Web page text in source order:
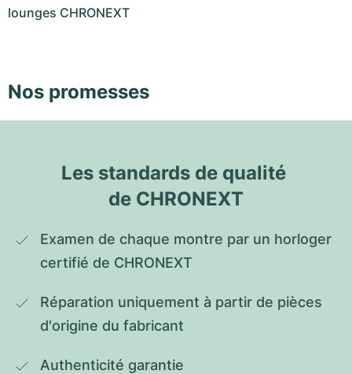
lounges CHRONEXT
Nos promesses
Les standards de qualité
de CHRONEXT
Examen de chaque montre par un horloger
certifié de CHRONEXT
Réparation uniquement à partir de pièces
d'origine du fabricant
Authenticité garantie